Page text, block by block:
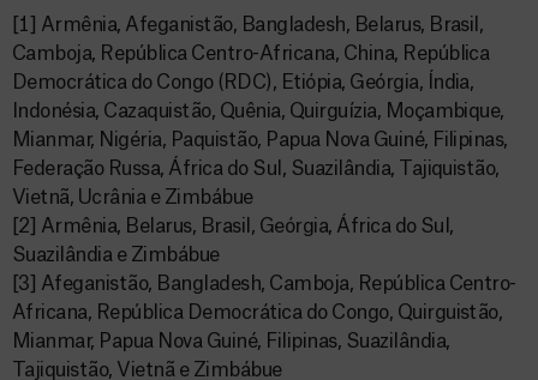
[1] Armênia, Afeganistão, Bangladesh, Belarus, Brasil,
Camboja, República Centro-Africana, China, República
Democrática do Congo (RDC), Etiópia, Geórgia, Índia,
Indonésia, Cazaquistão, Quênia, Quirguízia, Moçambique,
Mianmar, Nigéria, Paquistão, Papua Nova Guiné, Filipinas,
Federação Russa, África do Sul, Suazilândia, Tajiquistão,
Vietnã, Ucrânia e Zimbábue
[2] Armênia, Belarus, Brasil, Geórgia, África do Sul,
Suazilândia e Zimbábue
[3] Afeganistão, Bangladesh, Camboja, República Centro-
Africana, República Democrática do Congo, Quirguistão,
Mianmar, Papua Nova Guiné, Filipinas, Suazilândia,
Tajiquistão, Vietnã e Zimbábue